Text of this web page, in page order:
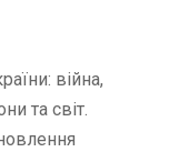
війна,
та світ.